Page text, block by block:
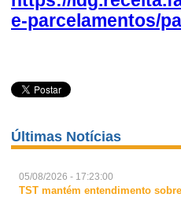
e-parcelamentos/
Últimas Notícias
05/08/2026 - 17:23:00
TST mantém entendimento